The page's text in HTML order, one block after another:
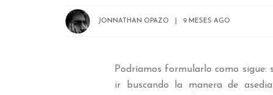
JONNATHAN OPAZO 9 MESES AGO
Podríamos formularlo como
ir buscando la manera de